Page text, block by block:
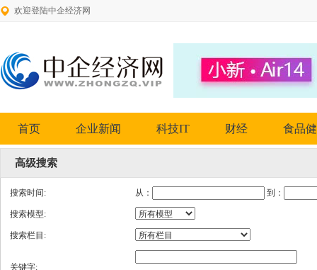
欢迎登陆中企经济网
首页 企业新闻 科技IT 财经 食品
高级搜索
搜索时间: 从： 到：
搜索模型:
搜索栏目:
关键字: